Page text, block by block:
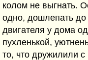
колом не выгнать.
одно, дошлепать до
двигателя у дома
пухленькой,
то, что дружилили с